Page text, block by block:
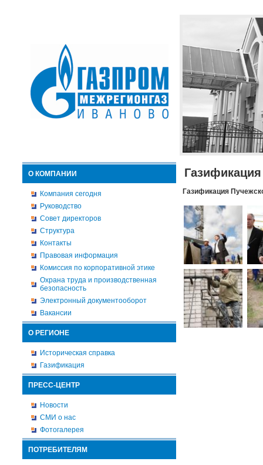
О КОМПАНИИ
Компания сегодня
Руководство
Совет директоров
Структура
Контакты
Правовая информация
Комиссия по корпоративной этике
Охрана труда и производственная
безопасность
Электронный документооборот
Вакансии
О РЕГИОНЕ
Историческая справка
Газификация
ПРЕСС-ЦЕНТР
Новости
СМИ о нас
Фотогалерея
ПОТРЕБИТЕЛЯМ
Газификация